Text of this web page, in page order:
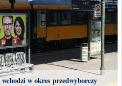
wchodzi w okres przedwyborczy